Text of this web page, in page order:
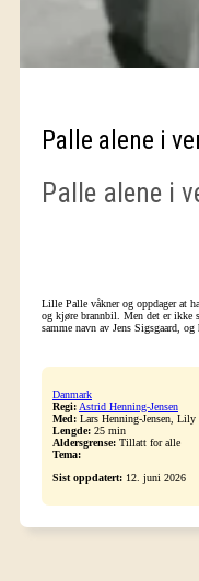
Palle alene i
Palle alene i
Lille Palle våkner og oppdager at
og kjøre brannbil. Men det er ikke
samme navn av Jens Sigsgaard,
Danmark
Regi: Astrid Henning-Jensen
Med: Lars Henning-Jensen, Lily
Lengde: 25 min
Aldersgrense: Tillatt for alle
Tema:
Sist oppdatert: 12. juni 2026